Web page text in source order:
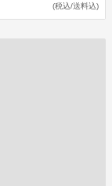
(税込/送料込)